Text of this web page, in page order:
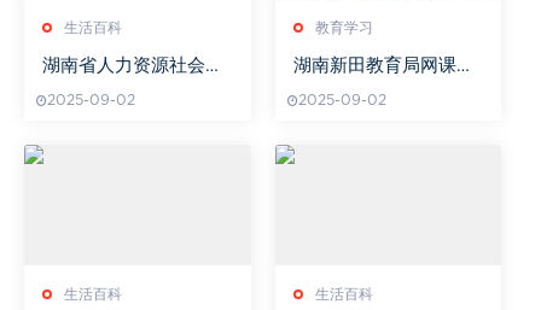
生活百科
湖南省人力资源社会保
指南-高效办理社保事务
2025-09-02
教育学习
湖南新田教育局网课效
2025-09-02
生活百科 生活百科